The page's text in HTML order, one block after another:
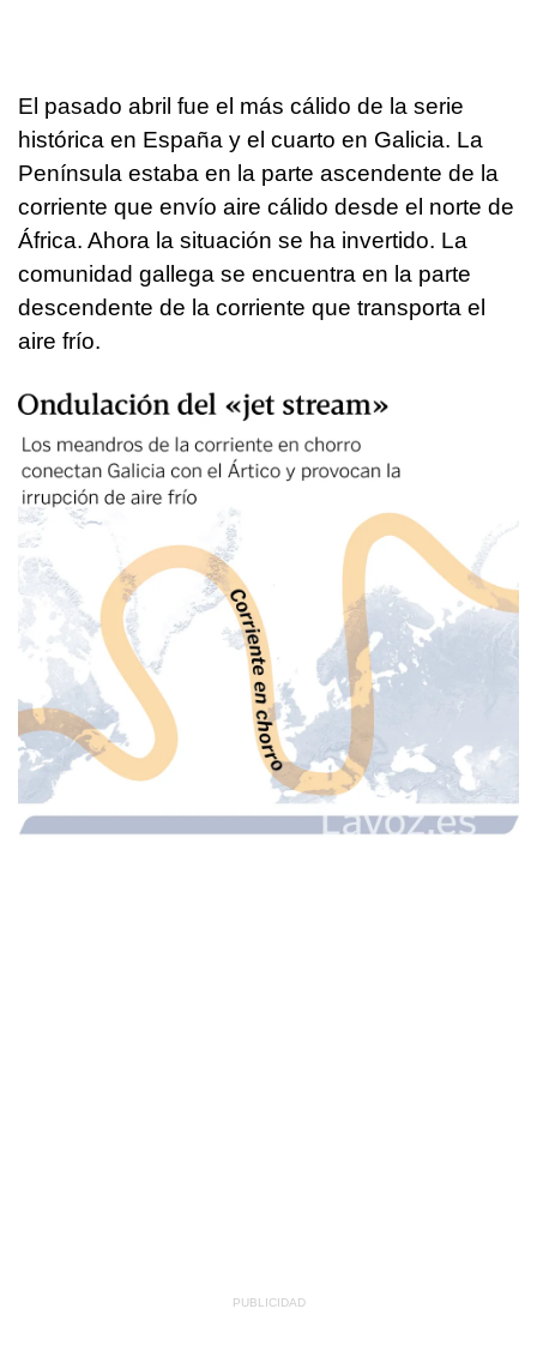
El pasado abril fue el más cálido de la serie
histórica en España y el cuarto en Galicia. La
Península estaba en la parte ascendente de la
corriente que envío aire cálido desde el norte de
África. Ahora la situación se ha invertido. La
comunidad gallega se encuentra en la parte
descendente de la corriente que transporta el
aire frío.